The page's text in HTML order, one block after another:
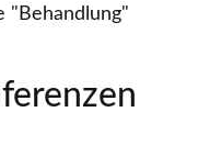
Behandlung